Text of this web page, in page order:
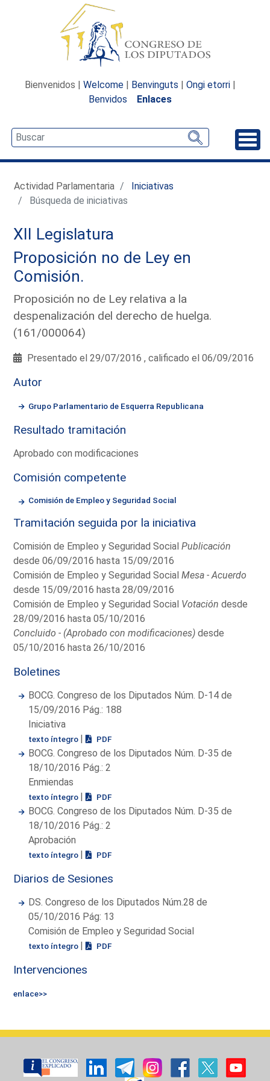
Bienvenidos | Welcome | Benvinguts | Ongi etorri |
Benvidos
Enlaces
Actividad Parlamentaria
Iniciativas
Búsqueda de iniciativas
XII Legislatura
Proposición no de Ley en
Comisión.
Proposición no de Ley relativa a la
despenalización del derecho de huelga.
(161/000064)
Presentado el 29/07/2016 , calificado el 06/09/2016
Autor
Grupo Parlamentario de Esquerra Republicana
Resultado tramitación
Aprobado con modificaciones
Comisión competente
Comisión de Empleo y Seguridad Social
Tramitación seguida por la iniciativa
Comisión de Empleo y Seguridad SocialPublicación
desde 06/09/2016 hasta 15/09/2016
Comisión de Empleo y Seguridad SocialMesa - Acuerdo
desde 15/09/2016 hasta 28/09/2016
Comisión de Empleo y Seguridad Social Votación desde
28/09/2016 hasta 05/10/2016
Concluido - (Aprobado con modificaciones) desde
05/10/2016 hasta 26/10/2016
Boletines
BOCG. Congreso de los Diputados Núm. D-14 de
15/09/2016 Pág.: 188
Iniciativa
texto íntegro | PDF
BOCG. Congreso de los Diputados Núm. D-35 de
18/10/2016 Pág.: 2
Enmiendas
texto íntegro | PDF
BOCG. Congreso de los Diputados Núm. D-35 de
18/10/2016 Pág.: 2
Aprobación
texto íntegro | PDF
Diarios de Sesiones
DS. Congreso de los Diputados Núm.28 de
05/10/2016 Pág: 13
Comisión de Empleo y Seguridad Social
texto íntegro | PDF
Intervenciones
enlace>>